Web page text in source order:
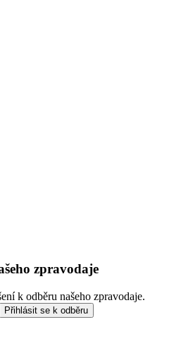
zpravodaje
k odběru našeho zpravodaje.
Přihlásit se k odběru